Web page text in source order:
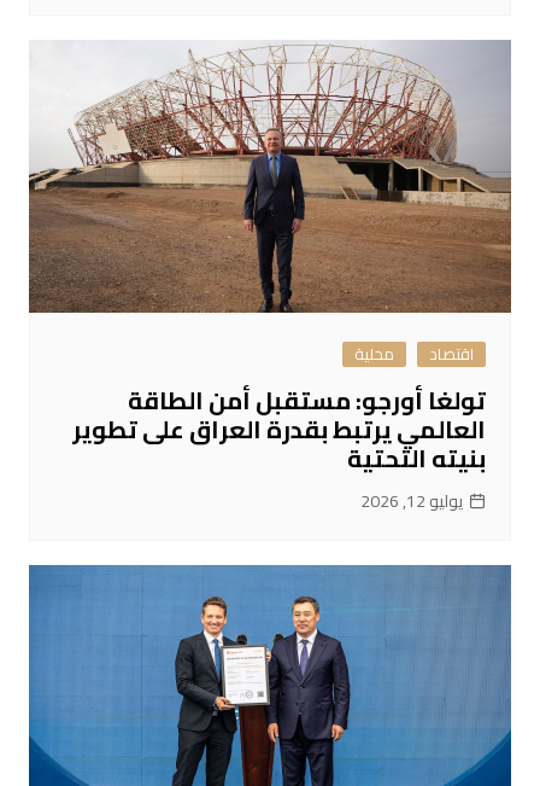
اقتصاد محلية
تولغا أورجو: مستقبل أمن الطاقة
العالمي يرتبط بقدرة العراق على تطوير
بنيته التحتية
يوليو 12, 2026